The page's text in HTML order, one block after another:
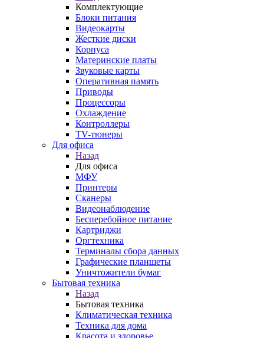
Комплектующие
Блоки питания
Видеокарты
Жесткие диски
Корпуса
Материнские платы
Звуковые карты
Оперативная память
Приводы
Процессоры
Охлаждение
Контроллеры
TV-тюнеры
Для офиса
Назад
Для офиса
МФУ
Принтеры
Сканеры
Видеонаблюдение
Бесперебойное питание
Картриджи
Оргтехника
Терминалы сбора данных
Графические планшеты
Уничтожители бумаг
Бытовая техника
Назад
Бытовая техника
Климатическая техника
Техника для дома
Красота и здоровье